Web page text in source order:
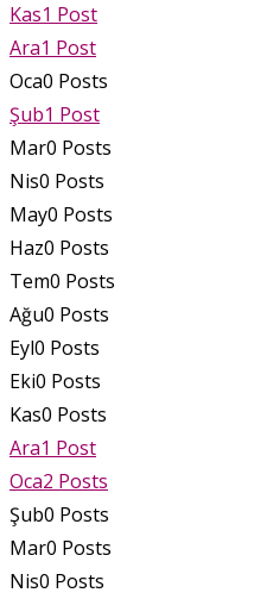
Kas1 Post
Ara1 Post
Oca0 Posts
Şub1 Post
Mar0 Posts
Nis0 Posts
May0 Posts
Haz0 Posts
Tem0 Posts
Ağu0 Posts
Eyl0 Posts
Eki0 Posts
Kas0 Posts
Ara1 Post
Oca2 Posts
Şub0 Posts
Mar0 Posts
Nis0 Posts